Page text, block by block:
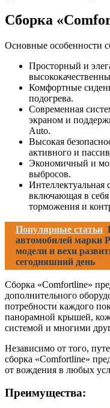
Сборка
Основные особенности
Просторный и
Комфортные
подогрева.
Современная
экраном и
Auto.
Высокая
активного и
Экономичный и
выбросов.
включающая в
торможения и
Популярные статьи
автомобилей марки
модели и вехи
сегодняшний день
Сборка «Comfortline»
дополнительного
потребности каждого
панорамной крышей,
системой и многими
Независимо от того,
сборка «Comfortline»
от вождения в любых
Преимущества: